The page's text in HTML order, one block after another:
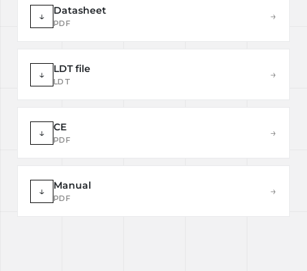
↓ Datasheet
PDF
→
↓ LDT file
LDT
→
↓ CE
PDF
→
↓ Manual
PDF
→